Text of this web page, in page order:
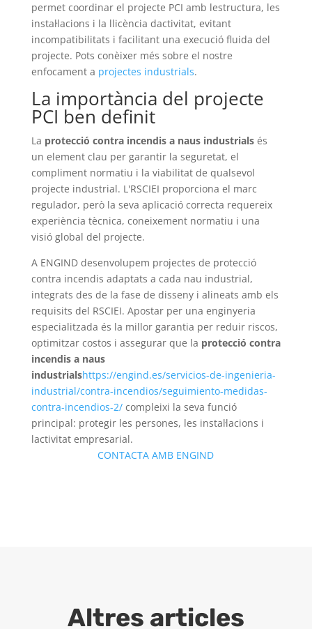
permet coordinar el projecte PCI amb lestructura, les
instal·lacions i la llicència dactivitat, evitant
incompatibilitats i facilitant una execució fluida del
projecte. Pots conèixer més sobre el nostre
enfocament a projectes industrials.
La importància del projecte
PCI ben definit
La protecció contra incendis a naus industrialsés
un element clau per garantir la seguretat, el
compliment normatiu i la viabilitat de qualsevol
projecte industrial. L'RSCIEI proporciona el marc
regulador, però la seva aplicació correcta requereix
experiència tècnica, coneixement normatiu i una
visió global del projecte.
A ENGIND desenvolupem projectes de protecció
contra incendis adaptats a cada nau industrial,
integrats des de la fase de disseny i alineats amb els
requisits del RSCIEI. Apostar per una enginyeria
especialitzada és la millor garantia per reduir riscos,
optimitzar costos i assegurar que la protecció contra
incendis a naus
industrialshttps://engind.es/servicios-de-ingenieria-
industrial/contra-incendios/seguimiento-medidas-
contra-incendios-2/compleixi la seva funció
principal: protegir les persones, les instal·lacions i
lactivitat empresarial.
CONTACTA AMB ENGIND
Altres articles